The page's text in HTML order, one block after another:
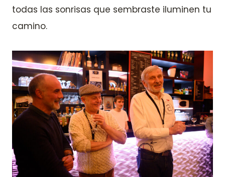
todas las sonrisas que sembraste iluminen tu
camino.